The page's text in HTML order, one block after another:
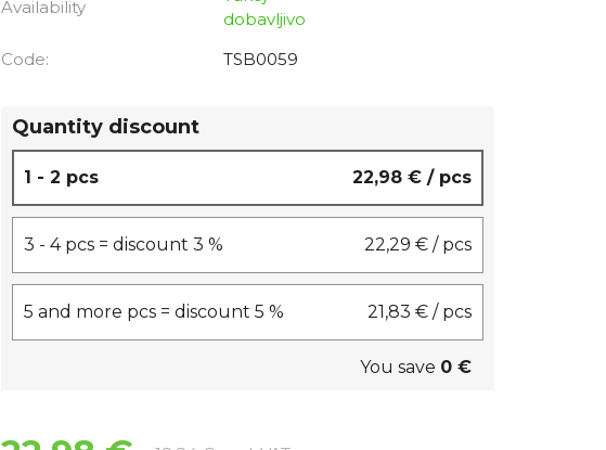
Availability
dobavljivo
Code:
TSB0059
Quantity discount
1 - 2 pcs 22,98 € / pcs
3 - 4 pcs = discount 3 % 22,29 € / pcs
5 and more pcs = discount 5 % 21,83 € / pcs
You save 0 €